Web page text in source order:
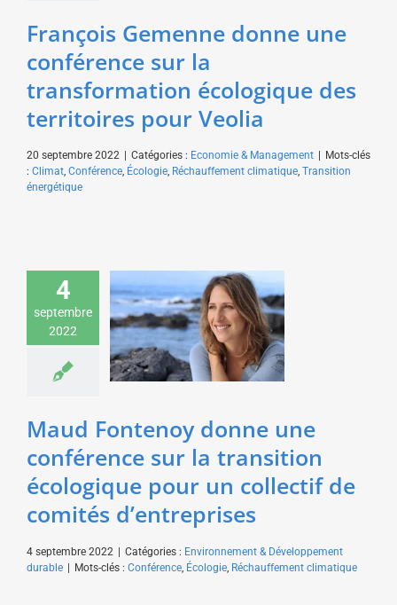
François Gemenne donne une
conférence sur la
transformation écologique des
territoires pour Veolia
20 septembre 2022 Catégories : Economie & Management
Mots-clés
: Climat, Conférence, Écologie, Réchauffement climatique, Transition
énergétique
4
septembre
2022
Maud Fontenoy donne
une conférence sur la
transition écologique
pour un collectif de
comités d’entreprises
Environnement &
Maud Fontenoy donne une
conférence sur la transition
écologique pour un collectif de
comités d’entreprises
4 septembre 2022 Catégories : Environnement & Développement
durable
Mots-clés : Conférence, Écologie, Réchauffement climatique